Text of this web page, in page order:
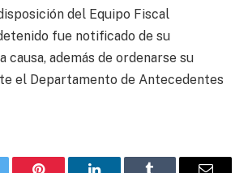
del Equipo Fiscal
fue notificado de su
causa, además de ordenarse su
el Departamento de Antecedentes